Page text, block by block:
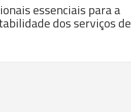
essenciais para a
dos serviços de